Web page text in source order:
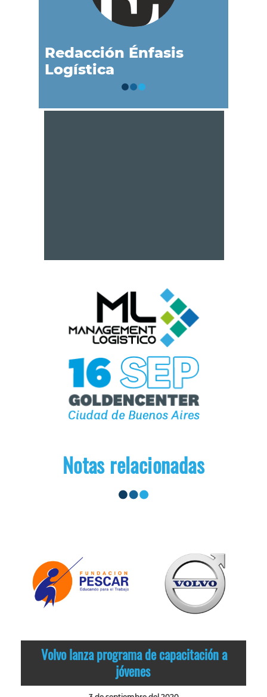
Redacción Énfasis
Logística
Notas relacionadas
Volvo lanza programa de capacitación a
jóvenes